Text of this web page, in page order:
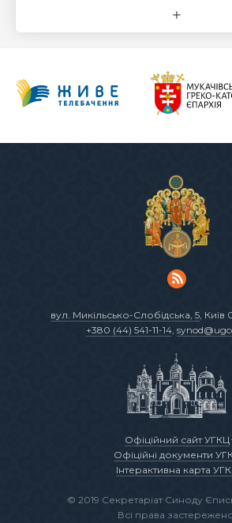
вул. Микільсько-Слобідська, 5, Київ
+380 (44) 541-11-14,
Офіційний сайт УГКЦ
Офіційні документи
Інтерактивна карта
© 2019 Секретаріат Синоду
Всі права